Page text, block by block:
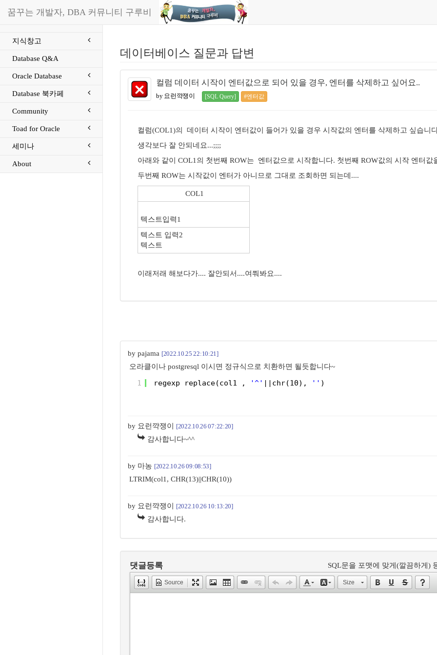
꿈꾸는 개발자, DBA 커뮤니티 구루비
지식창고
Database Q&A
Oracle Database
Database 북카페
Community
Toad for Oracle
세미나
About
데이터베이스 질문과 답변
컬럼 데이터 시작이 엔터값으로 되어 있을 경우, 엔터를 삭제하고 싶어요..
by 요런꺅쟁이 [SQL Query] #엔터값
컬럼(COL1)의 데이터 시작이 엔터값이 들어가 있을 경우 시작값의 엔터를 삭제하고 싶습니
생각보다 잘 안되네요...;;;;
아래와 같이 COL1의 첫번째 ROW는 엔터값으로 시작합니다. 첫번째 ROW값의 시작 엔터값
두번째 ROW는 시작값이 엔터가 아니므로 그대로 조회하면 되는데....
COL1
텍스트입력1
텍스트 입력2
텍스트
이래저래 해보다가.... 잘안되서....여쭤봐요....
by pajama [2022.10.25 22:10:21]
오라클이나 postgresql 이시면 정규식으로 치환하면 될듯합니다~
1 regexp_replace(col1 , '^' ||chr(10), '' )
by 요런꺅쟁이 [2022.10.26 07:22:20]
감사합니다~^^
by 마농 [2022.10.26 09:08:53]
LTRIM(col1, CHR(13)||CHR(10))
by 요런꺅쟁이 [2022.10.26 10:13:20]
감사합니다.
댓글등록 SQL문을 포맷에 맞게(깔끔하게)
Source Size